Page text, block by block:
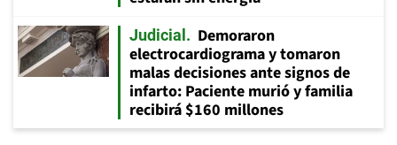
Judicial
Demoraron
electrocardiograma y tomaron
malas decisiones ante signos de
infarto: Paciente murió y familia
recibirá $160 millones